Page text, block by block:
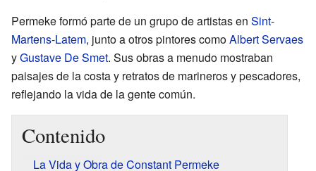
Permeke formó parte de un grupo de artistas en Sint-
Martens-Latem, junto a otros pintores comoAlbert Servaes
yGustave De Smet. Sus obras a menudo mostraban
paisajes de la costa y retratos de marineros y pescadores,
reflejando la vida de la gente común.
Contenido
La Vida y Obra de Constant Permeke